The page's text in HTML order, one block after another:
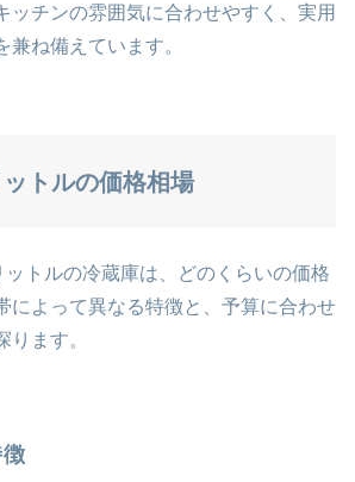
ッチンの雰囲気に合わせやすく、実用
ね備えています。
トルの価格相場
ットルの冷蔵庫は、どのくらいの価格
によって異なる特徴と、予算に合わせ
ります。